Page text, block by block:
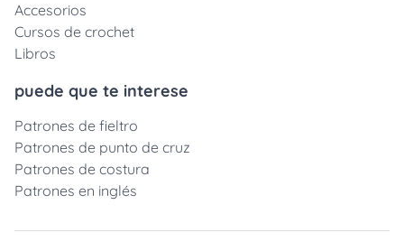
Accesorios
Cursos de crochet
Libros
puede que te interese
Patrones de fieltro
Patrones de punto de cruz
Patrones de costura
Patrones en inglés